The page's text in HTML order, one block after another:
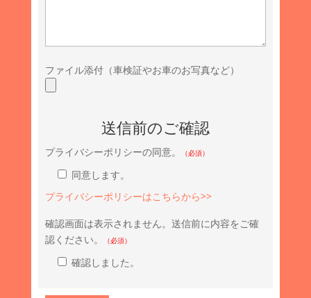
ファイル添付（車検証やお車のお写真など）
送信前のご確認
プライバシーポリシーの同意。 （必須）
同意します。
プライバシーポリシーはこちらから>>
確認画面は表示されません。送信前に内容をご確
認ください。
（必須）
確認しました。